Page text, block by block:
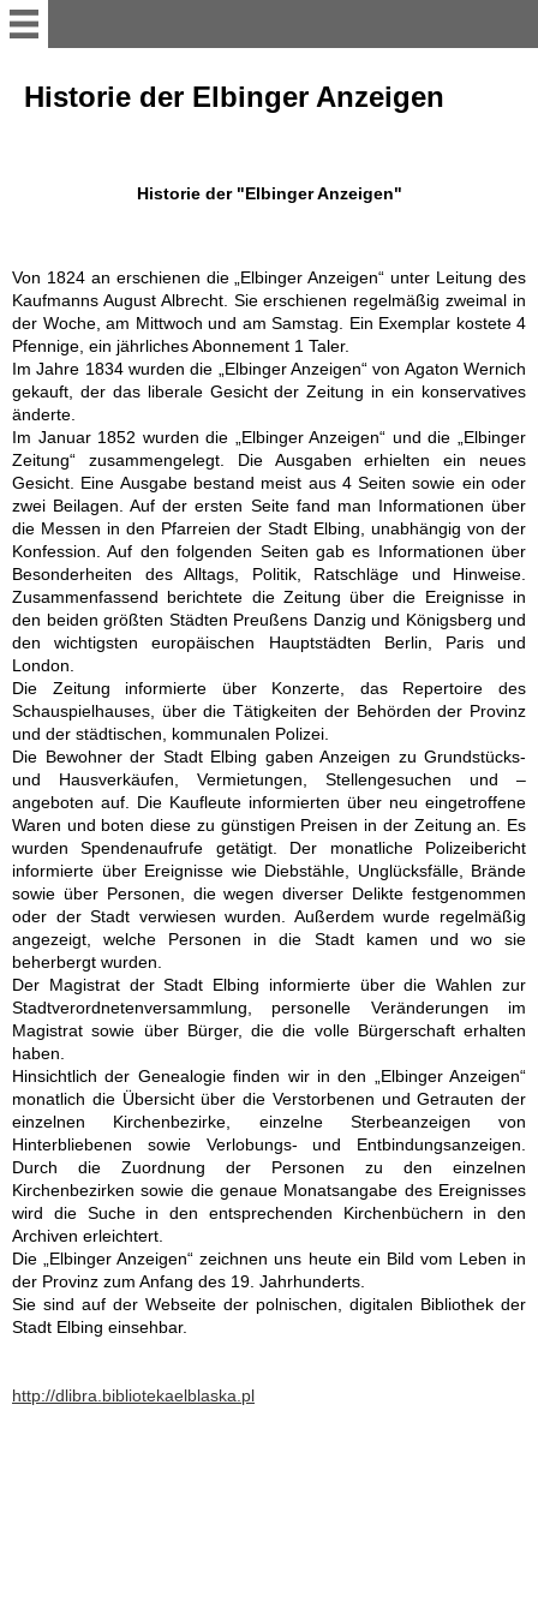
Home
Ahnengalerie
Hennwald
Krüger
Brötzmann
Behling
Golebiowski
Elbing und Umgebung
Gervin - Kreis Kolberg-Körlin
Baldekow - Kreis Kolberg-
Körlin
Borntin - Kreis Greifenberg
Schmuckenthin - Kreis
Kolberg-Körlin
Pinnow - Kreis Regenwalde
Maibaum - Westpreußen
Peicherwitz - Kreis Neumarkt
Standesamt I Berlin -
Sterbefalleintragungen von
Historie der Elbinger Anzeigen
Historie der "Elbinger Anzeigen"
Von 1824 an erschienen die „Elbinger Anzeigen“ unter Leitung des
Kaufmanns August Albrecht. Sie erschienen regelmäßig zweimal in
der Woche, am Mittwoch und am Samstag. Ein Exemplar kostete 4
Pfennige, ein jährliches Abonnement 1 Taler.
Im Jahre 1834 wurden die „Elbinger Anzeigen“ von Agaton Wernich
gekauft, der das liberale Gesicht der Zeitung in ein konservatives
änderte.
Im Januar 1852 wurden die „Elbinger Anzeigen“ und die „Elbinger
Zeitung“ zusammengelegt. Die Ausgaben erhielten ein neues
Gesicht. Eine Ausgabe bestand meist aus 4 Seiten sowie ein oder
zwei Beilagen. Auf der ersten Seite fand man Informationen über
die Messen in den Pfarreien der Stadt Elbing, unabhängig von der
Konfession. Auf den folgenden Seiten gab es Informationen über
Besonderheiten des Alltags, Politik, Ratschläge und Hinweise.
Zusammenfassend berichtete die Zeitung über die Ereignisse in
den beiden größten Städten Preußens Danzig und Königsberg und
den wichtigsten europäischen Hauptstädten Berlin, Paris und
London.
Die Zeitung informierte über Konzerte, das Repertoire des
Schauspielhauses, über die Tätigkeiten der Behörden der Provinz
und der städtischen, kommunalen Polizei.
Die Bewohner der Stadt Elbing gaben Anzeigen zu Grundstücks-
und Hausverkäufen, Vermietungen, Stellengesuchen und –
angeboten auf. Die Kaufleute informierten über neu eingetroffene
Waren und boten diese zu günstigen Preisen in der Zeitung an. Es
wurden Spendenaufrufe getätigt. Der monatliche Polizeibericht
informierte über Ereignisse wie Diebstähle, Unglücksfälle, Brände
sowie über Personen, die wegen diverser Delikte festgenommen
oder der Stadt verwiesen wurden. Außerdem wurde regelmäßig
angezeigt, welche Personen in die Stadt kamen und wo sie
beherbergt wurden.
Der Magistrat der Stadt Elbing informierte über die Wahlen zur
Stadtverordnetenversammlung, personelle Veränderungen im
Magistrat sowie über Bürger, die die volle Bürgerschaft erhalten
haben.
Hinsichtlich der Genealogie finden wir in den „Elbinger Anzeigen“
monatlich die Übersicht über die Verstorbenen und Getrauten der
einzelnen Kirchenbezirke, einzelne Sterbeanzeigen von
Hinterbliebenen sowie Verlobungs- und Entbindungsanzeigen.
Durch die Zuordnung der Personen zu den einzelnen
Kirchenbezirken sowie die genaue Monatsangabe des Ereignisses
wird die Suche in den entsprechenden Kirchenbüchern in den
Archiven erleichtert.
Die „Elbinger Anzeigen“ zeichnen uns heute ein Bild vom Leben in
der Provinz zum Anfang des 19. Jahrhunderts.
Sie sind auf der Webseite der polnischen, digitalen Bibliothek der
Stadt Elbing einsehbar.
http://dlibra.bibliotekaelblaska.pl